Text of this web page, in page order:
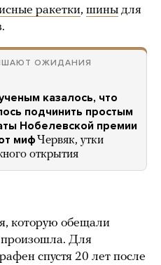
ракетки, шины для
ОЖИДАНИЯ
казалось, что
подчинить простым
Нобелевской премии
миф Червяк, утки
открытия
которую обещали
Для
спустя 20 лет после